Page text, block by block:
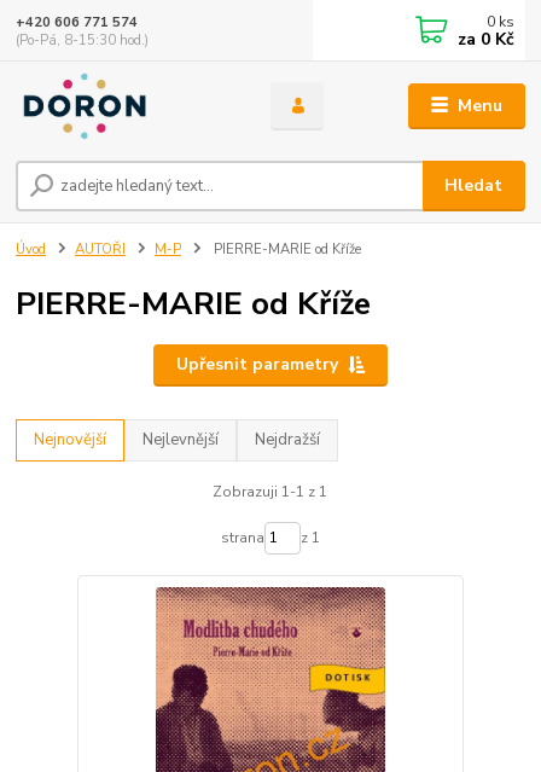
Menu
Hledat
+420 606 771 574
(Po-Pá, 8-15:30 hod.)
0 ks
za 0 Kč
Úvod AUTOŘI M-P PIERRE-MARIE od Kříže
PIERRE-MARIE od Kříže
Upřesnit parametry
Nejnovější Nejlevnější Nejdražší
Zobrazuji 1-1 z 1
strana z 1